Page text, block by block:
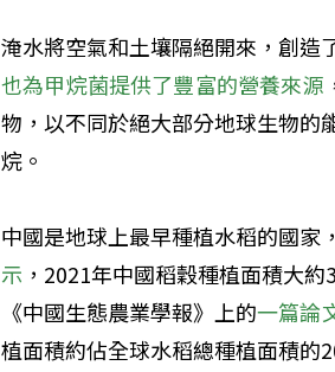
淹水將空氣和土壤隔絕開來，創造
也為甲烷菌提供了豐富的營養來源
物，以不同於絕大部分地球生物的
烷。
中國是地球上最早種植水稻的國家
示 ，2021年中國稻穀種植面積大
《中國生態農業學報》上的一篇論
植面積約佔全球水稻總種植面積的